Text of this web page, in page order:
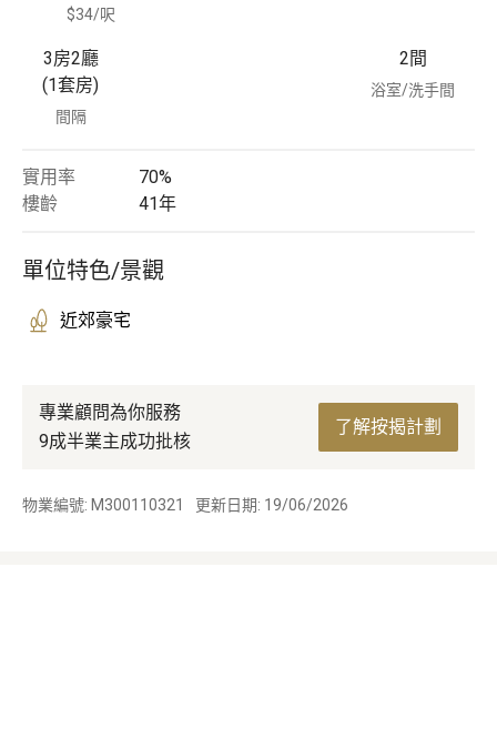
$34/呎
3房2廳
(1套房)
間隔
2間
浴室/洗手間
實用率
70%
樓齡
41年
單位特色/景觀
近郊豪宅
專業顧問為你服務
9成半業主成功批核
了解按揭計劃
物業編號: M300110321 更新日期: 19/06/2026